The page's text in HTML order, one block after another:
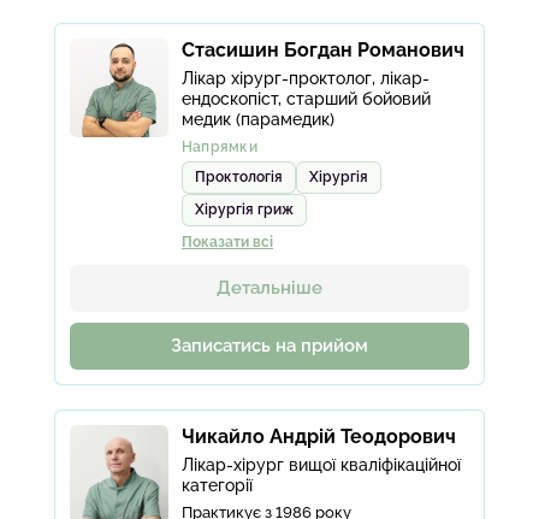
Стасишин Богдан Романович
Лікар хірург-проктолог, лікар-
ендоскопіст, старший бойовий
медик (парамедик)
Напрямки
Проктологія
Хірургія
Хірургія гриж
Показати всі
Детальніше
Записатись на прийом
Чикайло Андрій Теодорович
Лікар-хірург вищої кваліфікаційної
категорії
Практикує з 1986 року